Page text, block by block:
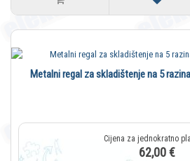
Metalni regal za skladištenje na 5
62,00 €